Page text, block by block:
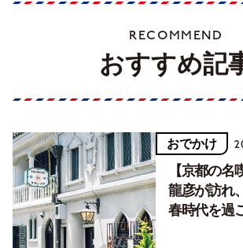
RECOMMEND
おすすめ記
おでかけ
【京都の名
龍彦が訪れ
春時代を過